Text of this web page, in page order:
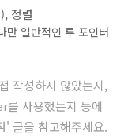
정렬
만 일반적인 투 포인터
작성하지 않았는지,
사용했는지 등에
' 글을 참고해주세요.